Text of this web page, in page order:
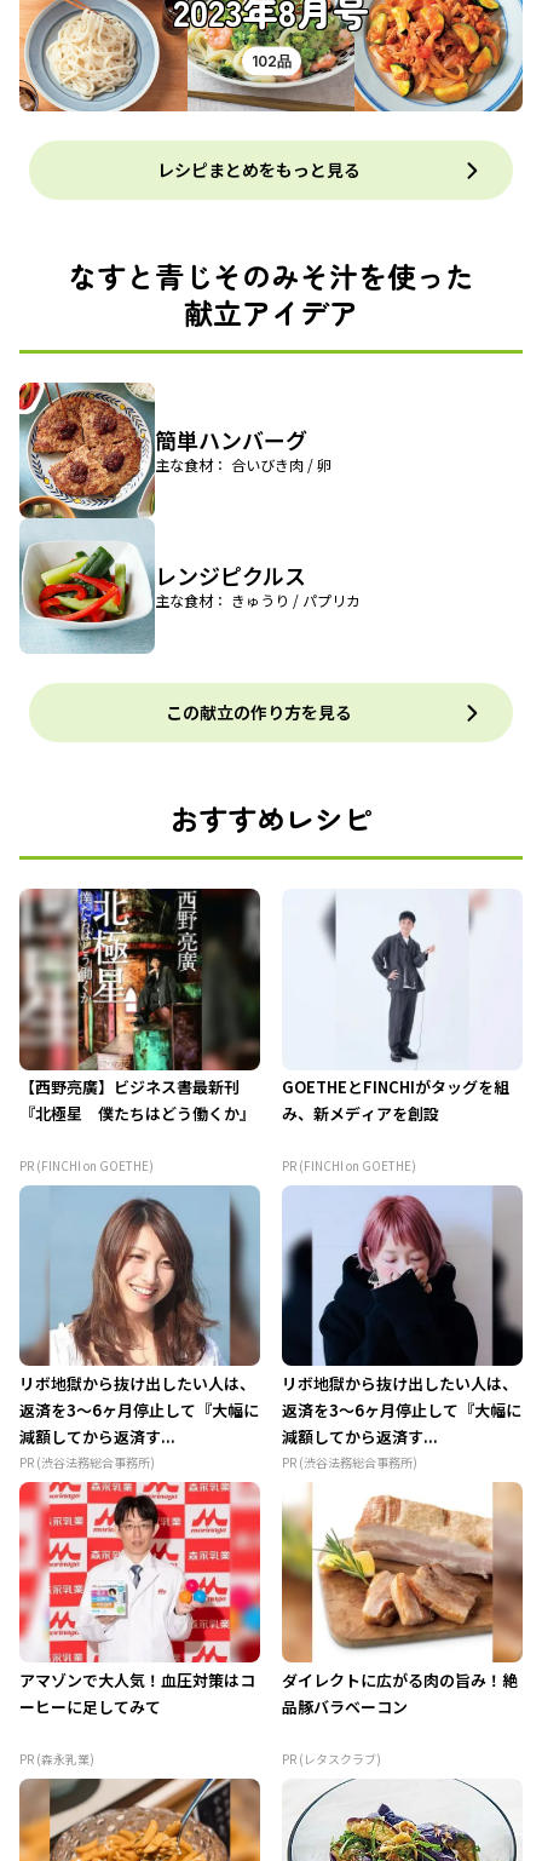
2023年8月号
102品
レシピまとめをもっと見る
なすと青じそのみそ汁を使った
献立アイデア
簡単ハンバーグ
主な食材： 合いびき肉 / 卵
レンジピクルス
主な食材： きゅうり / パプリカ
この献立の作り方を見る
おすすめレシピ
【西野亮廣】ビジネス書最新刊
『北極星 僕たちはどう働くか』
PR (FINCHI on GOETHE)
GOETHEとFINCHIがタッグを組
み、新メディアを創設
PR (FINCHI on GOETHE)
リボ地獄から抜け出したい人は、
返済を3～6ヶ月停止して『大幅に
減額してから返済す...
PR (渋谷法務総合事務所)
リボ地獄から抜け出したい人は、
返済を3～6ヶ月停止して『大幅に
減額してから返済す...
PR (渋谷法務総合事務所)
アマゾンで大人気！血圧対策はコ
ーヒーに足してみて
PR (森永乳業)
ダイレクトに広がる肉の旨み！絶
品豚バラベーコン
PR (レタスクラブ)